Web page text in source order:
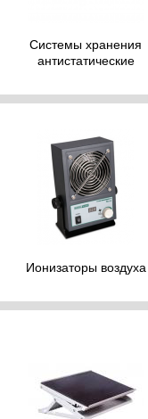
Системы хранения
антистатические
Ионизаторы воздуха